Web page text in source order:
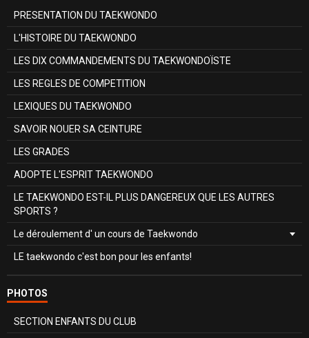
PRESENTATION DU TAEKWONDO
L'HISTOIRE DU TAEKWONDO
LES DIX COMMANDEMENTS DU TAEKWONDOÏSTE
LES REGLES DE COMPETITION
LEXIQUES DU TAEKWONDO
SAVOIR NOUER SA CEINTURE
LES GRADES
ADOPTE L'ESPRIT TAEKWONDO
LE TAEKWONDO EST-IL PLUS DANGEREUX QUE LES AUTRES
SPORTS ?
Le déroulement d' un cours de Taekwondo
LE taekwondo c'est bon pour les enfants!
PHOTOS
SECTION ENFANTS DU CLUB